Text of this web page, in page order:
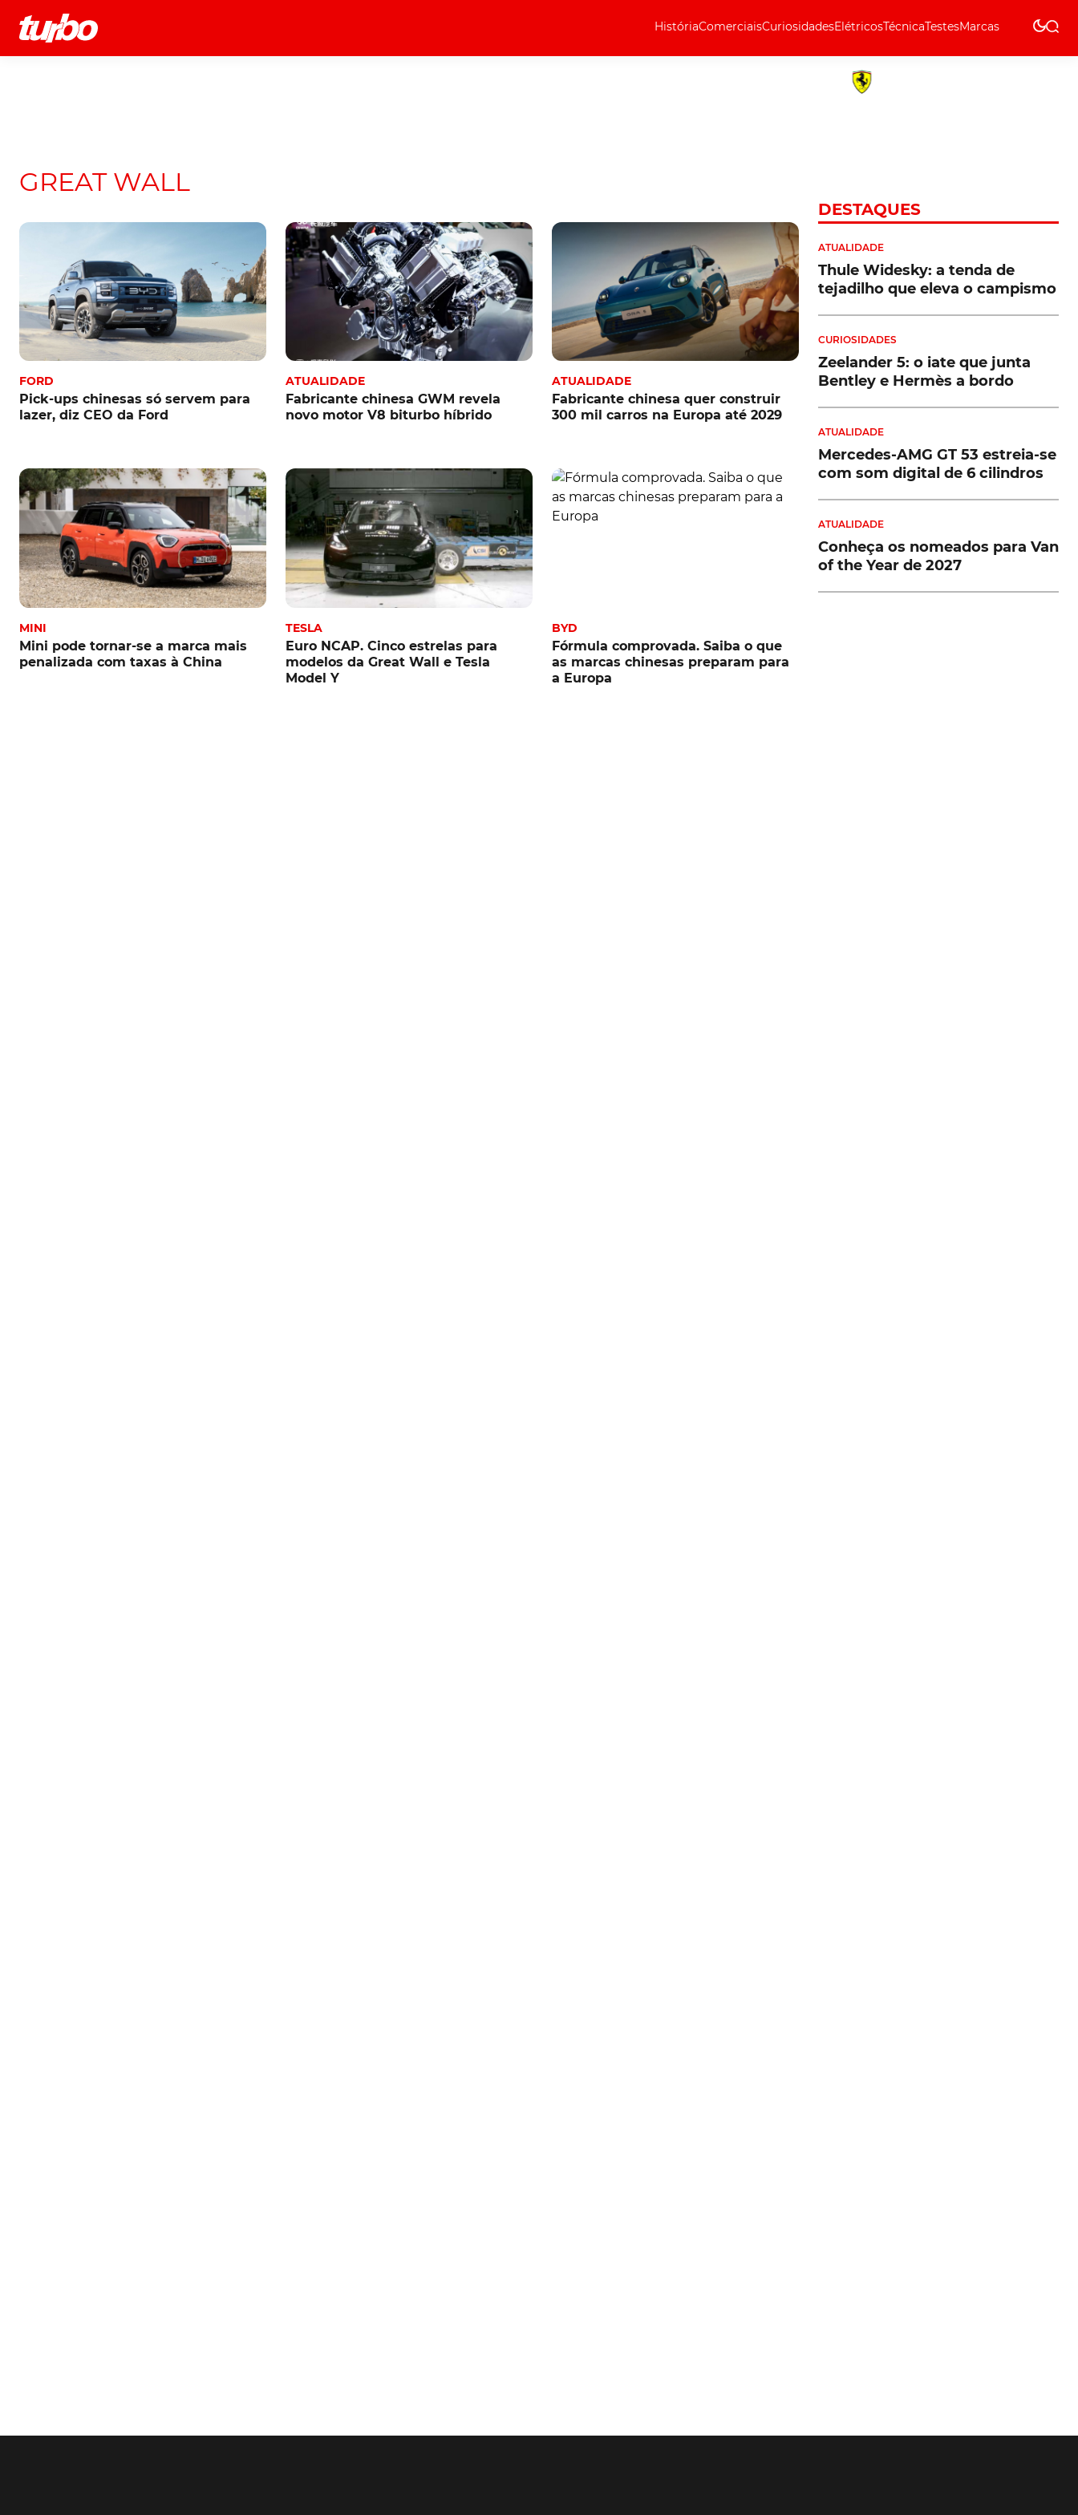
HistóriaComerciaisCuriosidadesElétricosTécnicaTestesMarcas
Técnica
GREAT WALL
FORD
Pick-ups chinesas só servem para
lazer, diz CEO da Ford
ATUALIDADE
Fabricante chinesa GWM revela
novo motor V8 biturbo híbrido
ATUALIDADE
Fabricante chinesa quer construir
300 mil carros na Europa até 2029
MINI
Mini pode tornar-se a marca mais
penalizada com taxas à China
TESLA
Euro NCAP. Cinco estrelas para
modelos da Great Wall e Tesla
Model Y
BYD
Fórmula comprovada. Saiba o que
as marcas chinesas preparam para
a Europa
DESTAQUES
ATUALIDADE
Thule Widesky: a tenda de
tejadilho que eleva o campismo
CURIOSIDADES
Zeelander 5: o iate que junta
Bentley e Hermès a bordo
ATUALIDADE
Mercedes-AMG GT 53 estreia-se
com som digital de 6 cilindros
ATUALIDADE
Conheça os nomeados para Van
of the Year de 2027